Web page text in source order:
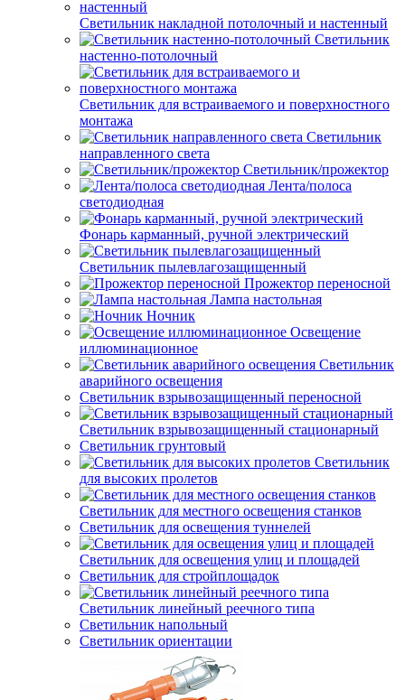
Светильник накладной потолочный и настенный
Светильник
настенно-потолочный
Светильник для встраиваемого и поверхностного
монтажа
Светильник
направленного света
Светильник/прожектор
Лента/полоса
светодиодная
Фонарь карманный, ручной электрический
Светильник пылевлагозащищенный
Прожектор переносной
Лампа настольная
Ночник
Освещение
иллюминационное
Светильник
аварийного освещения
Светильник взрывозащищенный переносной
Светильник взрывозащищенный стационарный
Светильник грунтовый
Светильник
для высоких пролетов
Светильник для местного освещения станков
Светильник для освещения туннелей
Светильник для освещения улиц и площадей
Светильник для стройплощадок
Светильник линейный реечного типа
Светильник напольный
Светильник ориентации